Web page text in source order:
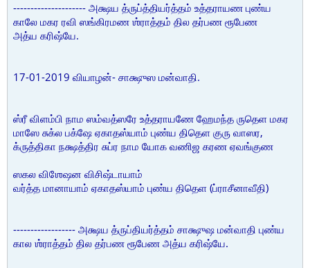
--------------------- அக்ஷய த்ருப்த்தியர்த்தம் உத்தராயண புண்ய
காலே மகர ரவி ஸங்கிரமண ஶ்ராத்தம் தில தர்பண ரூபேண
அத்ய கரிஷ்யே.
17-01-2019 வியாழன்- சாக்ஷுஸ மன்வாதி.
ஸ்ரீ விளம்பி நாம ஸம்வத்ஸரே உத்தராயணே ஹேமந்த ருதெள மகர
மாஸே சுக்ல பக்ஷே ஏகாதஸ்யாம் புண்ய திதெள குரு வாஸர,
க்ருத்திகா நக்ஷத்திர சுப்ர நாம யோக வணிஜ கரண ஏவங்குண
ஸகல விஶேஷன விசிஷ்டாயாம்
வர்த்த மானாயாம் ஏகாதஸ்யாம் புண்ய திதெள (ப்ராசீனாவீதி)
------------------ அக்ஷய த்ருப்தியர்த்தம் சாக்ஷுஷ மன்வாதி புண்ய
கால ஶ்ராத்தம் தில தர்பண ரூபேண அத்ய கரிஷ்யே.